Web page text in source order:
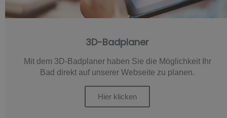
3D-Badplaner
Mit dem 3D-Badplaner haben Sie die Möglichkeit Ihr
Bad direkt auf unserer Webseite zu planen.
Hier klicken